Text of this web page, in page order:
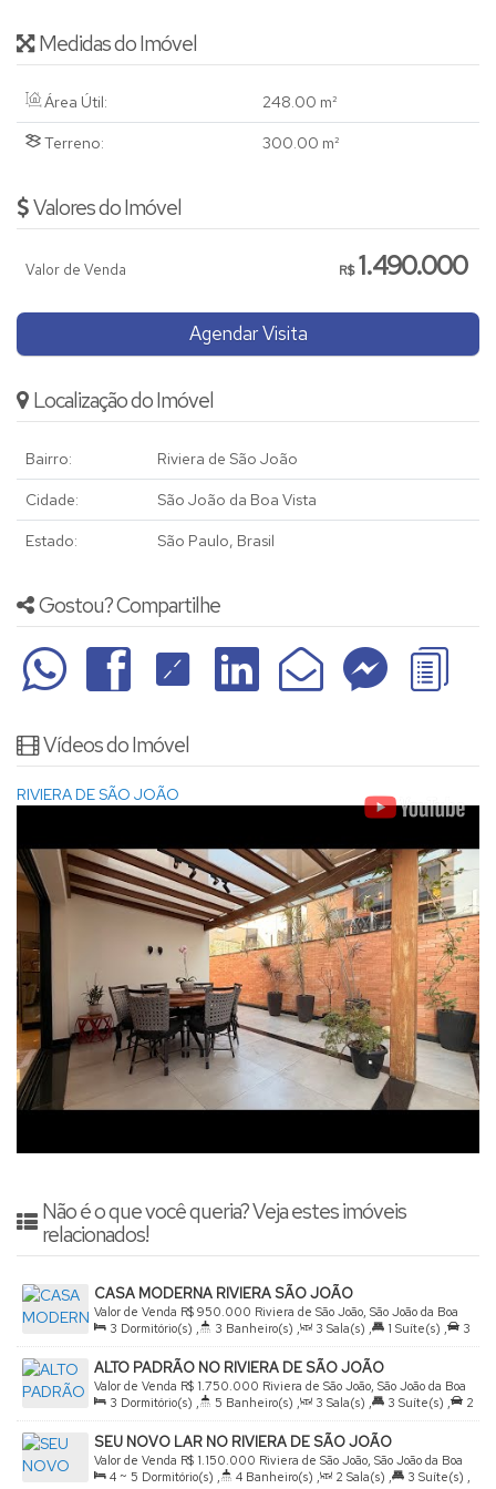
Medidas do Imóvel
Área Útil: 248.00 m²
Terreno: 300.00 m²
Valores do Imóvel
R$1.490.000
Valor de Venda
Agendar Visita
Localização do Imóvel
Bairro: Riviera de São João
Cidade: São João da Boa Vista
Estado: São Paulo, Brasil
Gostou? Compartilhe
Vídeos do Imóvel
RIVIERA DE SÃO JOÃO
Não é o que você queria? Veja estes imóveis
relacionados!
CASA MODERNA RIVIERA SÃO JOÃO
R$ 950.000
Valor de Venda
Riviera de São João, São João da Boa
Vista, São Paulo, Brasil
3 Dormitório(s) , 3 Banheiro(s) , 3 Sala(s) , 1 Suíte(s) ,
3
Vaga(s) , Útil: 250.00m² , Terreno: 300.00m²
ALTO PADRÃO NO RIVIERA DE SÃO JOÃO
R$ 1.750.000
Valor de Venda
Riviera de São João, São João da Boa
Vista, São Paulo, Brasil
3 Dormitório(s) , 5 Banheiro(s) , 3 Sala(s) , 3 Suíte(s) ,
2
Vaga(s) , Útil: 291.60m² , Terreno: 300.00m² ,
Fundos:
12.00 m , Frente: 12 .00m , Lado Direito: 25.00m
Esquerdo: 25.00m
SEU NOVO LAR NO RIVIERA DE SÃO JOÃO
R$ 1.150.000
Valor de Venda
Riviera de São João, São João da Boa
Vista, São Paulo, Brasil
4 ~ 5 Dormitório(s) , 4 Banheiro(s) , 2 Sala(s) , 3 Suíte(s) ,